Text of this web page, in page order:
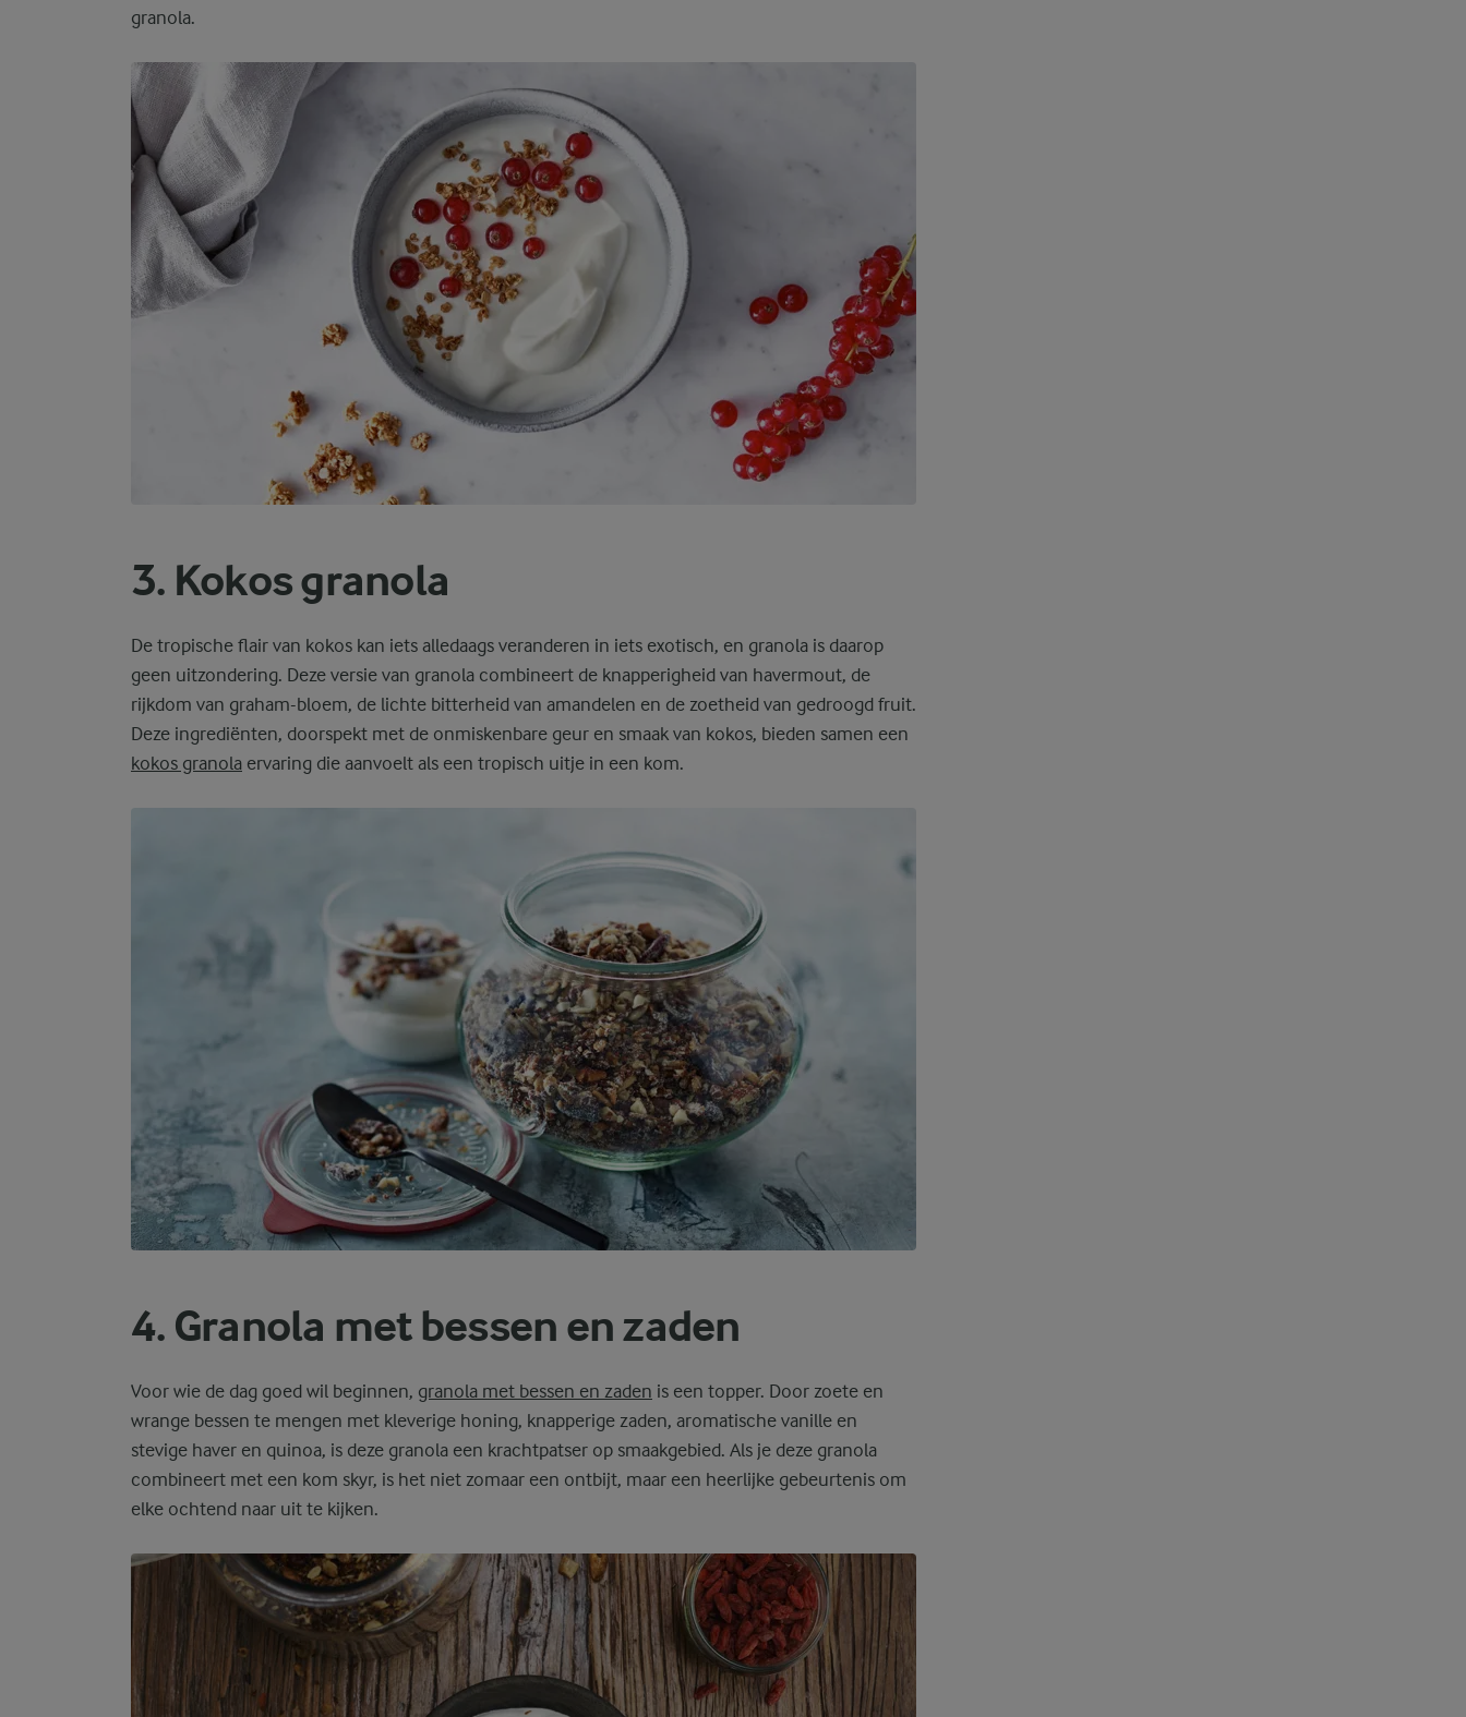
granola.
3. Kokos granola
De tropische flair van kokos kan iets alledaags veranderen in iets exotisch, en granola is daarop
geen uitzondering. Deze versie van granola combineert de knapperigheid van havermout, de
rijkdom van graham-bloem, de lichte bitterheid van amandelen en de zoetheid van gedroogd fruit.
Deze ingrediënten, doorspekt met de onmiskenbare geur en smaak van kokos, bieden samen een
kokos granola ervaring die aanvoelt als een tropisch uitje in een kom.
4. Granola met bessen en zaden
Voor wie de dag goed wil beginnen, granola met bessen en zaden is een topper. Door zoete en
wrange bessen te mengen met kleverige honing, knapperige zaden, aromatische vanille en
stevige haver en quinoa, is deze granola een krachtpatser op smaakgebied. Als je deze granola
combineert met een kom skyr, is het niet zomaar een ontbijt, maar een heerlijke gebeurtenis om
elke ochtend naar uit te kijken.